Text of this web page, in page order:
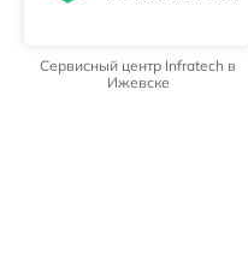
Сервисный центр Infratech в
Ижевске